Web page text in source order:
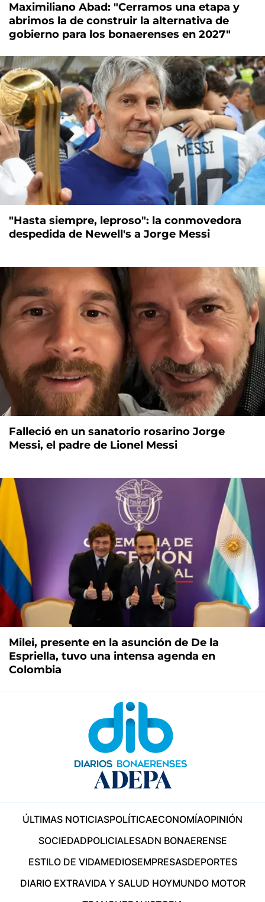
Maximiliano Abad: "Cerramos una etapa y
abrimos la de construir la alternativa de
gobierno para los bonaerenses en 2027"
"Hasta siempre, leproso": la conmovedora
despedida de Newell's a Jorge Messi
Falleció en un sanatorio rosarino Jorge
Messi, el padre de Lionel Messi
Milei, presente en la asunción de De la
Espriella, tuvo una intensa agenda en
Colombia
ÚLTIMAS NOTICIASPOLÍTICAECONOMÍAOPINIÓN
SOCIEDADPOLICIALESADN BONAERENSE
ESTILO DE VIDAMEDIOSEMPRESASDEPORTES
DIARIO EXTRAVIDA Y SALUD HOYMUNDO MOTOR